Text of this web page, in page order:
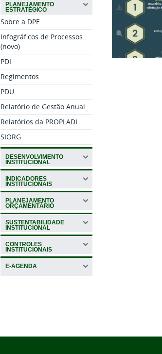
PLANEJAMENTO
ESTRATÉGICO
Sobre a DPE
Infográficos de Processos
(novo)
PDI
Regimentos
PDU
Relatório de Gestão Anual
Relatórios da PROPLADI
SIORG
DESENVOLVIMENTO
INSTITUCIONAL
INDICADORES
INSTITUCIONAIS
PLANEJAMENTO
ORÇAMENTÁRIO
SUSTENTABILIDADE
INSTITUCIONAL
CONTROLES
INSTITUCIONAIS
E-AGENDA